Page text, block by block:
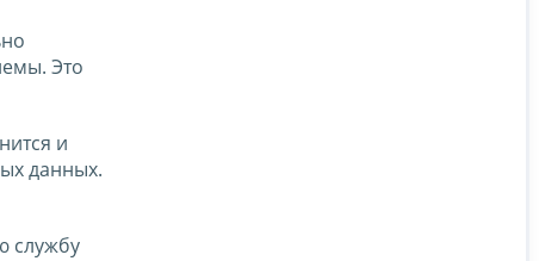
Это
и
данных.
службу